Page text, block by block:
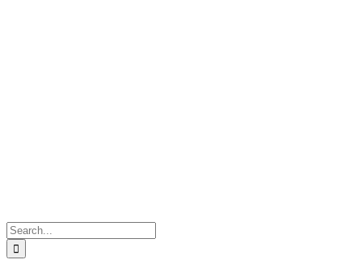
Search
for: